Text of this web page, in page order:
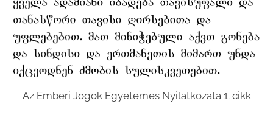
Az Emberi Jogok Egyetemes Nyilatkozata 1. cikk